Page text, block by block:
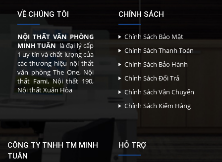
VỀ CHÚNG TÔI
NỘI THẤT VĂN PHÒNG
MINH TUÂN là đại lý cấp
1 uy tín và chất lượng của
các thương hiệu nội thất
văn phòng The One, Nội
thất Fami, Nội thất 190,
Nội thất Xuân Hòa
CHÍNH SÁCH
Chính Sách Bảo Mật
Chính Sách Thanh Toán
Chính Sách Bảo Hành
Chính Sách Đổi Trả
Chính Sách Vận Chuyển
Chính Sách Kiểm Hàng
CÔNG TY TNHH TM MINH
TUÂN
HỖ TRỢ